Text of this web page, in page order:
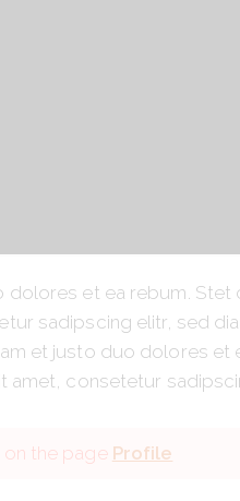
et ea rebum.
sadipscing elitr, sed
et justo duo dolores
consetetur
the page Profile